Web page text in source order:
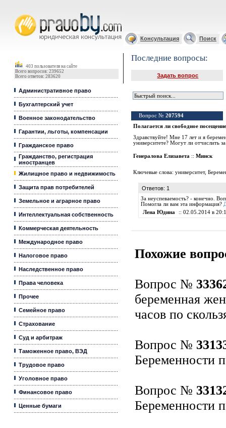
Консультация Поиск
403 пользователя на сайте
Всего вопросов: 239652
Всего ответов: 283620
Административное право
Бухгалтерский учет
Военное законодательство
Гарантии, льготы, компенсации
Гражданское право
Гражданство, регистрация
иностранцев
Жилищное право и недвижимость
Защита прав потребителей
Земельное и аграрное право
Интеллектуальная собственность
Коммерческая деятельность
Международное право
Налоговое право
Наследственное право
Права человека
Прочее
Семейное право
Страхование
Суд и арбитраж
Таможенное право, ВЭД
Трудовое право
Уголовное право
Финансовое право
Ценные бумаги
Последние вопросы:
Задать вопрос
Вопрос № 207594
Полагается ли свободное
Здравствуйте! Мне 17 лет и я
университете? Могут ли отчислить
Генералова Елизавета :: Минск
Ключевые слова: университет,
Ответов: 1
За неуспеваемость? - конечно.
Помогла ли вам эта информация?
Лена Юдина
:: 02.05.2014 в
Похожие
Вопрос №
беременная
часов по
Вопрос №
Беременности
Вопрос №
Беременности